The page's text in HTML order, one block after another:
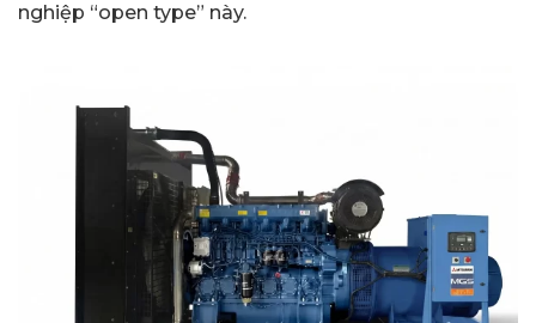
nghiệp “open type” này.